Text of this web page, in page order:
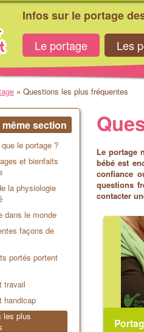
Infos sur le portage
Le portage Les
» Questions les plus fréquentes
section
que le portage ?
et bienfaits
la physiologie
dans le monde
façons de
portés portent
travail
handicap
les plus
Le portage
bébé est
confiance
questions
contacter